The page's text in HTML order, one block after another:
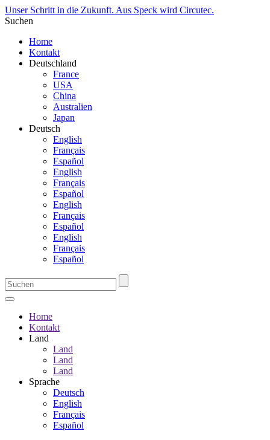
Unser Schritt in die Zukunft. Aus Speck wird Circutec.
Suchen
Home
Kontakt
Deutschland
France
USA
China
Australien
Japan
Deutsch
English
Français
Español
English
Français
Español
English
Français
Español
English
Français
Español
Home
Kontakt
Land
Land
Land
Land
Sprache
Deutsch
English
Français
Español